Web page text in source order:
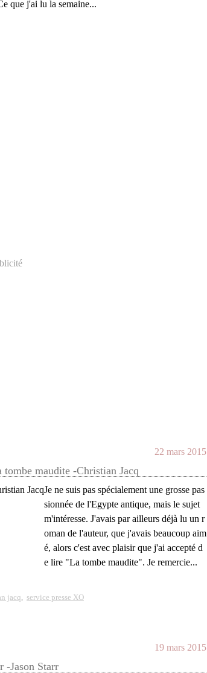
que j'ai lu la semaine...
22 mars 2015
tombe maudite -Christian Jacq
Je ne suis pas spécialement une grosse pas
sionnée de l'Egypte antique, mais le sujet
m'intéresse. J'avais par ailleurs déjà lu un r
oman de l'auteur, que j'avais beaucoup aim
é, alors c'est avec plaisir que j'ai accepté d
e lire "La tombe maudite". Je remercie...
jacq, service presse XO
19 mars 2015
-Jason Starr